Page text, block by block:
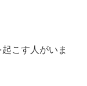
こす人がいま